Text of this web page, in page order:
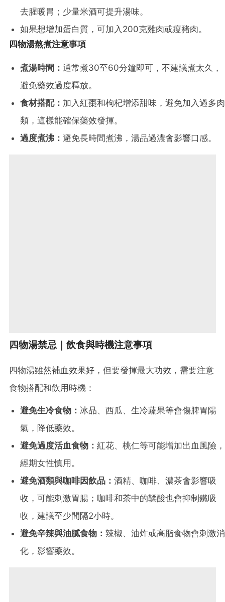
去腥暖胃；少量米酒可提升湯味。
如果想增加蛋白質，可加入200克雞肉或瘦豬肉。
四物湯熬煮注意事項
煮湯時間： 通常煮30至60分鐘即可，不建議煮太久，
避免藥效過度釋放。
食材搭配： 加入紅棗和枸杞增添甜味，避免加入過多肉
類，這樣能確保藥效發揮。
過度煮沸： 避免長時間煮沸，湯品過濃會影響口感。
四物湯禁忌｜飲食與時機注意事項
四物湯雖然補血效果好，但要發揮最大功效，需要注意
食物搭配和飲用時機：
避免生冷食物： 冰品、西瓜、生冷蔬果等會傷脾胃陽
氣，降低藥效。
避免過度活血食物： 紅花、桃仁等可能增加出血風險，
經期女性慎用。
避免酒類與咖啡因飲品： 酒精、咖啡、濃茶會影響吸
收，可能刺激胃腸；咖啡和茶中的鞣酸也會抑制鐵吸
收，建議至少間隔2小時。
避免辛辣與油膩食物： 辣椒、油炸或高脂食物會刺激消
化，影響藥效。